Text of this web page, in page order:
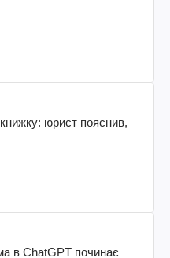
юрист пояснив,
в ChatGPT починає